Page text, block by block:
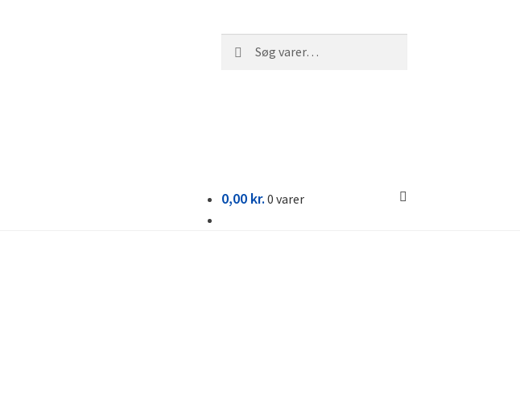
efter:
0,00 kr. 0 varer